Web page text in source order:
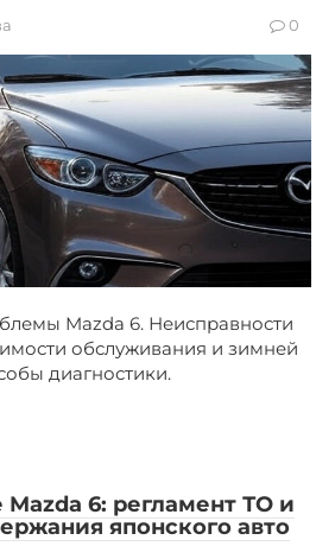
0
Mazda 6. Неисправности
обслуживания и зимней
диагностики.
6: регламент ТО и
японского авто